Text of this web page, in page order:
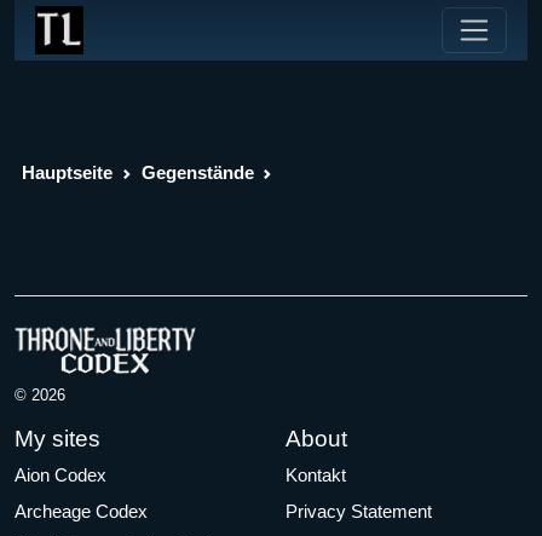
Hauptseite Gegenstände
© 2026
My sites
Aion Codex
Archeage Codex
About
Kontakt
Privacy Statement